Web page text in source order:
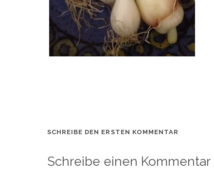
SCHREIBE DEN ERSTEN KOMMENTAR
Schreibe einen Kommentar